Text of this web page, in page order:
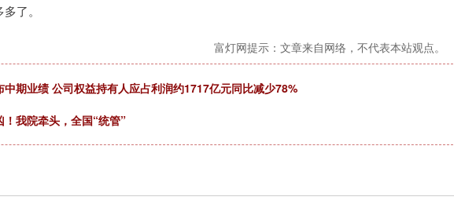
了。
富灯网提示：文章来自网络，不代表本站观点。
期业绩 公司权益持有人应占利润约1717亿元同比减少78%
我院牵头，全国“统管”